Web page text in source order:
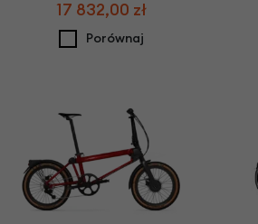
17 832,00 zł
Porównaj